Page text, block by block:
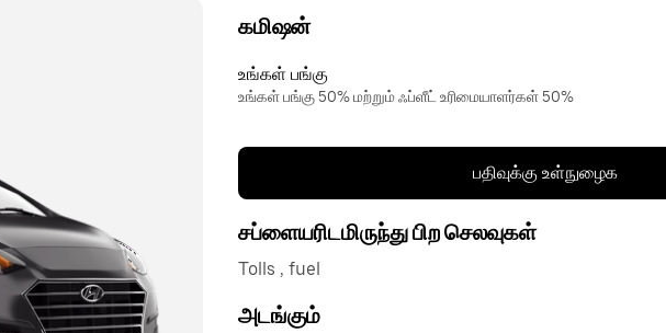
கமிஷன்
உங்கள் பங்கு
உங்கள் பங்கு 50% மற்றும் ஃப்ளீட் உரிமையாளர்கள் 50%
பதிவுக்கு உள்நுழைக
சப்ளையரிடமிருந்து பிற செலவுகள்
Tolls , fuel
அடங்கும்